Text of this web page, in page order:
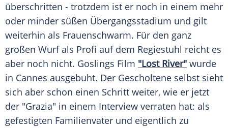
überschritten - trotzdem ist er noch in einem mehr
oder minder süßen Übergangsstadium und gilt
weiterhin als Frauenschwarm. Für den ganz
großen Wurf als Profi auf dem Regiestuhl reicht es
aber noch nicht. Goslings Film "Lost River" wurde
in Cannes ausgebuht. Der Gescholtene selbst sieht
sich aber schon einen Schritt weiter, wie er jetzt
der "Grazia" in einem Interview verraten hat: als
gefestigten Familienvater und eigentlich zu